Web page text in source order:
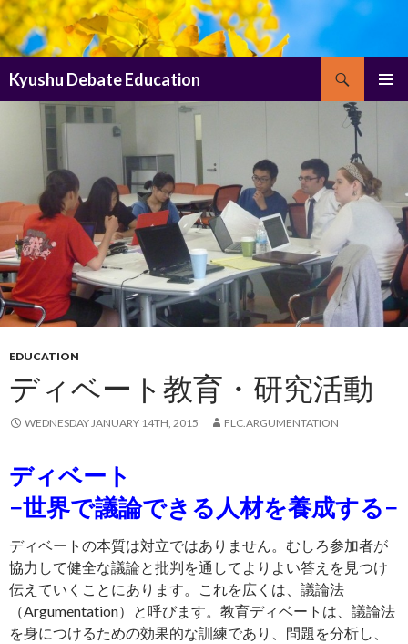
Kyushu Debate Education
CONTENT
EDUCATION
ディベート教育・研究活動
WEDNESDAY JANUARY 14TH, 2015 FLC.ARGUMENTATION
ディベート
−世界で議論できる人材を養成する−
ディベートの本質は対立ではありません。むしろ参加者が
協力して健全な議論と批判を通してよりよい答えを見つけ
伝えていくことにあります。これを広くは、議論法
（Argumentation）と呼びます。教育ディベートは、議論法
を身につけるための効果的な訓練であり、問題を分析し、